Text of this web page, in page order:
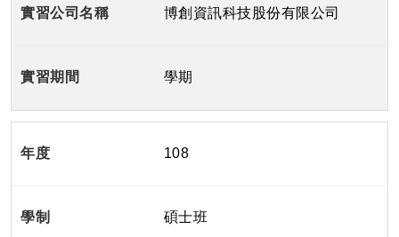
博創資訊科技股份有限公司
學期
108
碩士班